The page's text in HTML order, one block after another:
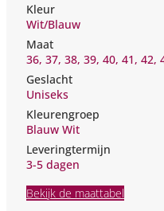
Kleur
Wit/Blauw
Maat
36, 37, 38, 39, 40, 41, 42,
Geslacht
Uniseks
Kleurengroep
Blauw Wit
Leveringtermijn
3-5
Bekijk de maattabel